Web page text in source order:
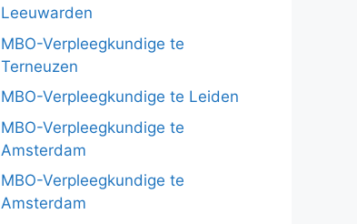
Leeuwarden
MBO-Verpleegkundige te
Terneuzen
MBO-Verpleegkundige te Leiden
MBO-Verpleegkundige te
Amsterdam
MBO-Verpleegkundige te
Amsterdam